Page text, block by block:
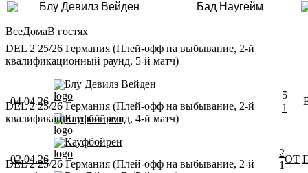
Блу Девилз Вейден Бад Наугейм
ВсеДомаВ гостях
DEL 2 25/26 Германия (Плей-офф на выбывание, 2-й
квалификационный раунд, 5-й матч)
04.04.26
Блу Девилз Вейден
Кауфбойрен
5
1
DEL 2 25/26 Германия (Плей-офф на выбывание, 2-й
квалификационный раунд, 4-й матч)
02.04.26
Кауфбойрен
2
1
ОТ
DEL 2 25/26 Германия (Плей-офф на выбывание, 2-й